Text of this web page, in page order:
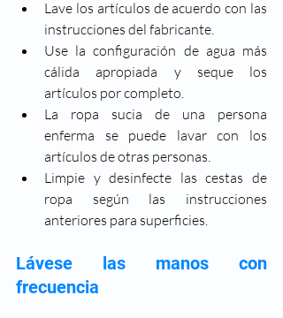
Lave los artículos de acuerdo con las
instrucciones del fabricante.
Use la configuración de agua más
cálida apropiada y seque los
artículos por completo.
La ropa sucia de una persona
enferma se puede lavar con los
artículos de otras personas.
Limpie y desinfecte las cestas de
ropa según las instrucciones
anteriores para superficies.
Lávese las manos con
frecuencia